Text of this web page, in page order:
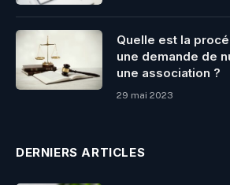
Quelle est la
une demande de
une association ?
29 mai 2023
DERNIERS ARTICLES